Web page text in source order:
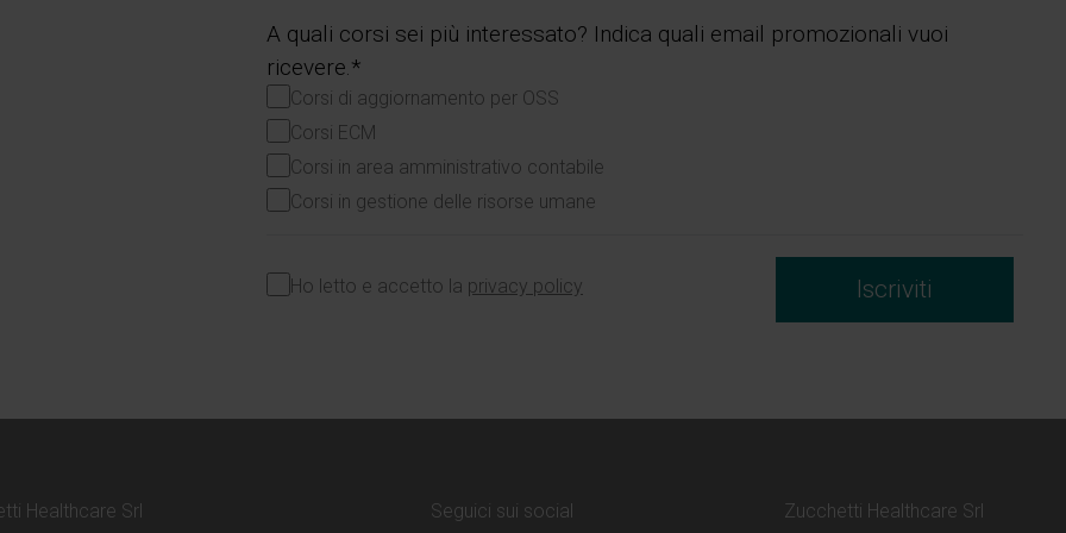
A quali corsi sei più interessato? Indica quali email promozionali vuoi
ricevere.*
Corsi di aggiornamento per OSS
Corsi ECM
Corsi in area amministrativo contabile
Corsi in gestione delle risorse umane
Ho letto e accetto la privacy policy Iscriviti
Healthcare Srl
Seguici sui social
Zucchetti Healthcare Srl